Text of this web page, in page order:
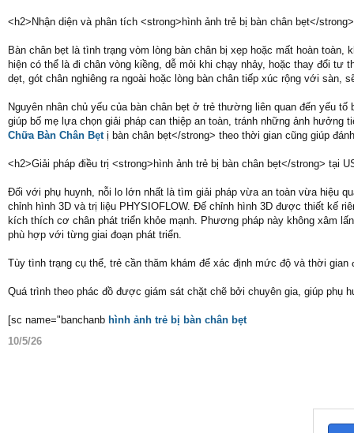
<h2>Nhận diện và phân tích <strong>hình ảnh trẻ bị bàn chân bẹt</
Bàn chân bẹt là tình trạng vòm lòng bàn chân bị xẹp hoặc mất hoàn
hiện có thể là đi chân vòng kiềng, dễ mỏi khi chạy nhảy, hoặc thay đổi tư
dẹt, gót chân nghiêng ra ngoài hoặc lòng bàn chân tiếp xúc rộng với sàn,
Nguyên nhân chủ yếu của bàn chân bẹt ở trẻ thường liên quan đến yếu
giúp bố mẹ lựa chọn giải pháp can thiệp an toàn, tránh những ảnh
Chữa Bàn Chân Bẹtị bàn chân bẹt</strong> theo thời gian cũng giúp
<h2>Giải pháp điều trị <strong>hình ảnh trẻ bị bàn chân bẹt</strong> tại
Đối với phụ huynh, nỗi lo lớn nhất là tìm giải pháp vừa an toàn vừa hiệu
chỉnh hình 3D và trị liệu PHYSIOFLOW. Đế chỉnh hình 3D được thiết kế
kích thích cơ chân phát triển khỏe mạnh. Phương pháp này không xâm
phù hợp với từng giai đoạn phát triển.
Tùy tình trạng cụ thể, trẻ cần thăm khám để xác định mức độ và thời
Quá trình theo phác đồ được giám sát chặt chẽ bởi chuyên gia, giúp phụ
[sc name="banchanb hình ảnh trẻ bị bàn chân bẹt
10/5/26